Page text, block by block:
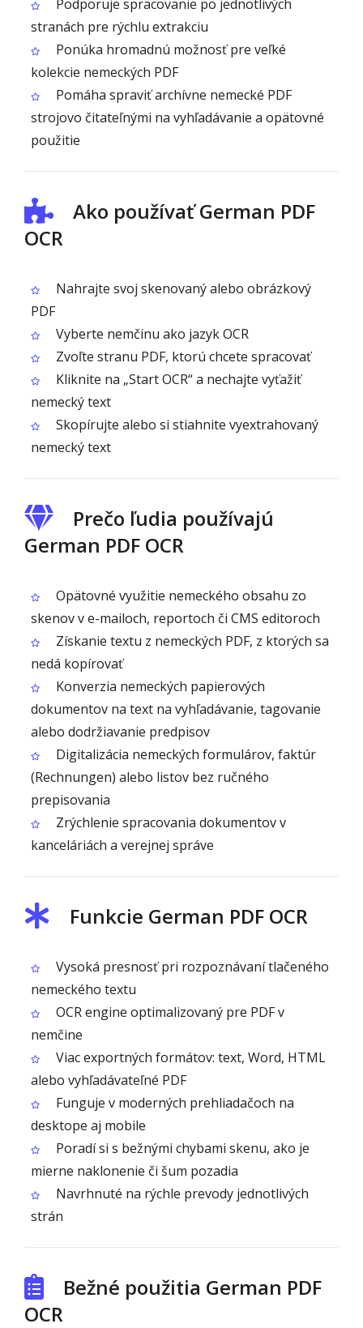
Podporuje spracovanie po jednotlivých
stranách pre rýchlu extrakciu
Ponúka hromadnú možnosť pre veľké
kolekcie nemeckých PDF
Pomáha spraviť archívne nemecké PDF
strojovo čitateľnými na vyhľadávanie a opätovné
použitie
Ako používať German PDF
OCR
Nahrajte svoj skenovaný alebo obrázkový
PDF
Vyberte nemčinu ako jazyk OCR
Zvoľte stranu PDF, ktorú chcete spracovať
Kliknite na „Start OCR“ a nechajte vyťažiť
nemecký text
Skopírujte alebo si stiahnite vyextrahovaný
nemecký text
Prečo ľudia používajú
German PDF OCR
Opätovné využitie nemeckého obsahu zo
skenov v e-mailoch, reportoch či CMS editoroch
Získanie textu z nemeckých PDF, z ktorých sa
nedá kopírovať
Konverzia nemeckých papierových
dokumentov na text na vyhľadávanie, tagovanie
alebo dodržiavanie predpisov
Digitalizácia nemeckých formulárov, faktúr
(Rechnungen) alebo listov bez ručného
prepisovania
Zrýchlenie spracovania dokumentov v
kanceláriách a verejnej správe
Funkcie German PDF OCR
Vysoká presnosť pri rozpoznávaní tlačeného
nemeckého textu
OCR engine optimalizovaný pre PDF v
nemčine
Viac exportných formátov: text, Word, HTML
alebo vyhľadávateľné PDF
Funguje v moderných prehliadačoch na
desktope aj mobile
Poradí si s bežnými chybami skenu, ako je
mierne naklonenie či šum pozadia
Navrhnuté na rýchle prevody jednotlivých
strán
Bežné použitia German PDF
OCR